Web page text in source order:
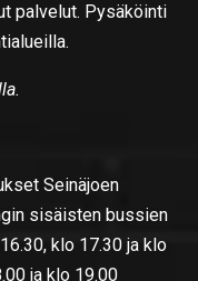
palvelut. Pysäköinti
Seinäjoen
sisäisten bussien
klo 17.30 ja klo
ja klo 19.00